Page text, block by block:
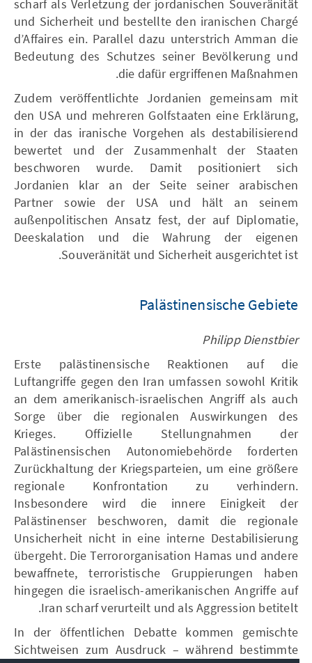
scharf als Verletzung der jordanischen Souveränität
und Sicherheit und bestellte den iranischen Chargé
d’Affaires ein. Parallel dazu unterstrich Amman die
Bedeutung des Schutzes seiner Bevölkerung und
die dafür ergriffenen Maßnahmen.
Zudem veröffentlichte Jordanien gemeinsam mit
den USA und mehreren Golfstaaten eine Erklärung,
in der das iranische Vorgehen als destabilisierend
bewertet und der Zusammenhalt der Staaten
beschworen wurde. Damit positioniert sich
Jordanien klar an der Seite seiner arabischen
Partner sowie der USA und hält an seinem
außenpolitischen Ansatz fest, der auf Diplomatie,
Deeskalation und die Wahrung der eigenen
Souveränität und Sicherheit ausgerichtet ist.
Palästinensische Gebiete
Philipp Dienstbier
Erste palästinensische Reaktionen auf die
Luftangriffe gegen den Iran umfassen sowohl Kritik
an dem amerikanisch-israelischen Angriff als auch
Sorge über die regionalen Auswirkungen des
Krieges. Offizielle Stellungnahmen der
Palästinensischen Autonomiebehörde forderten
Zurückhaltung der Kriegsparteien, um eine größere
regionale Konfrontation zu verhindern.
Insbesondere wird die innere Einigkeit der
Palästinenser beschworen, damit die regionale
Unsicherheit nicht in eine interne Destabilisierung
übergeht. Die Terrororganisation Hamas und andere
bewaffnete, terroristische Gruppierungen haben
hingegen die israelisch-amerikanischen Angriffe auf
Iran scharf verurteilt und als Aggression betitelt.
In der öffentlichen Debatte kommen gemischte
Sichtweisen zum Ausdruck – während bestimmte